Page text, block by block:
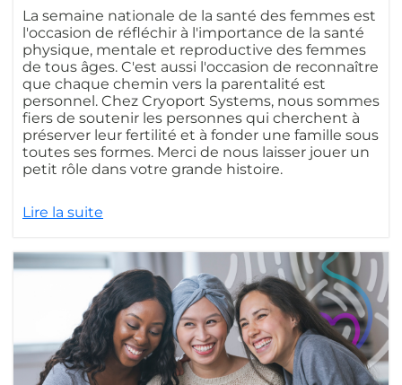
La semaine nationale de la santé des femmes est
l'occasion de réfléchir à l'importance de la santé
physique, mentale et reproductive des femmes
de tous âges. C'est aussi l'occasion de reconnaître
que chaque chemin vers la parentalité est
personnel. Chez Cryoport Systems, nous sommes
fiers de soutenir les personnes qui cherchent à
préserver leur fertilité et à fonder une famille sous
toutes ses formes. Merci de nous laisser jouer un
petit rôle dans votre grande histoire.
Lire la suite